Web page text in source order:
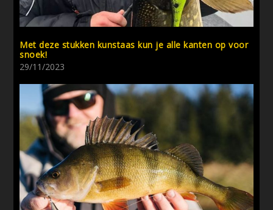
Met deze stukken kunstaas kun je alle kanten op voor
snoek!
29/11/2023